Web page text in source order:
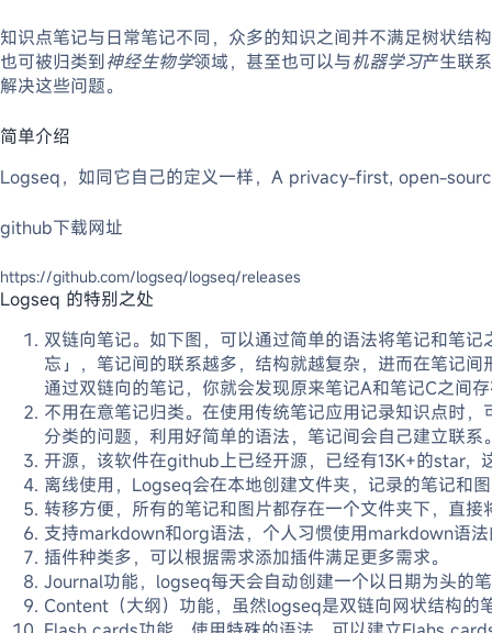
知识点笔记与日常笔记不同，众多的知识之间并不满足树状结
也可被归类到神经生物学领域，甚至也可以与机器学习产生联
解决这些问题。
简单介绍
Logseq，如同它自己的定义一样，A privacy-first, open-
github下载网址
https://github.com/logseq/logseq/releases
Logseq 的特别之处
双链向笔记。如下图，可以通过简单的语法将笔记和笔
忘」，笔记间的联系越多，结构就越复杂，进而在笔记
通过双链向的笔记，你就会发现原来笔记A和笔记C之间
不用在意笔记归类。在使用传统笔记应用记录知识点时
分类的问题，利用好简单的语法，笔记间会自己建立联系
开源，该软件在github上已经开源，已经有13K+的star，
离线使用，Logseq会在本地创建文件夹，记录的笔记和
转移方便，所有的笔记和图片都存在一个文件夹下，直
支持markdown和org语法，个人习惯使用markdown语
插件种类多，可以根据需求添加插件满足更多需求。
Journal功能，logseq每天会自动创建一个以日期为头的
Content（大纲）功能，虽然logseq是双链向网状结构的